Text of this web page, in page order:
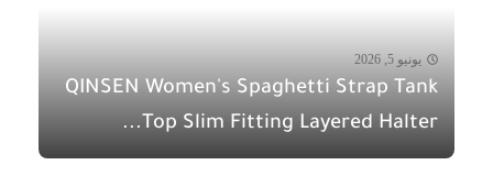
يونيو 5, 2026
QINSEN Women's Spaghetti Strap Tank
Top Slim Fitting Layered Halter...